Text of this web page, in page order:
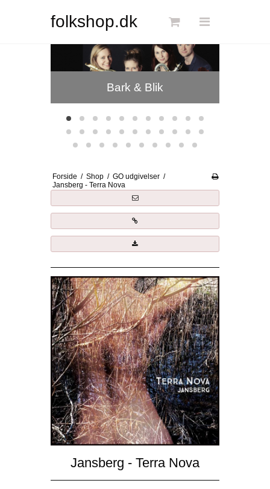
folkshop.dk
DKK
Dansk
Bark & Blik
Fionia Stringband
Forside / Shop / GO udgivelser /
Jansberg - Terra Nova
Jansberg - Terra Nova